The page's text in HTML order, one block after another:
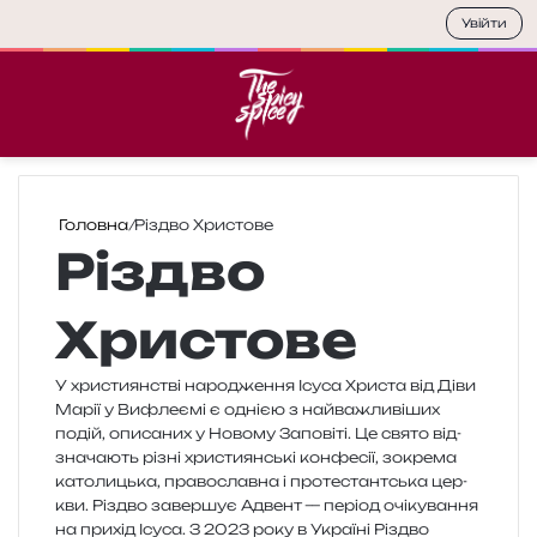
Головна/Різдво Христове
Різдво
Христове
У хри­сти­ян­стві наро­дже­н­ня Ісуса Христа від Діви
Марії у Вифлеємі є одні­єю з най­ва­жли­ві­ших
подій, опи­са­них у Новому Заповіті. Це свято від­
зна­ча­ють різні хри­сти­ян­ські кон­фе­сії, зокре­ма
като­ли­цька, пра­во­слав­на і про­те­стант­ська цер­
кви. Різдво завер­шує Адвент — пері­од очі­ку­ва­н­ня
на при­хід Ісуса. З 2023 року в Україні Різдво
Увійти